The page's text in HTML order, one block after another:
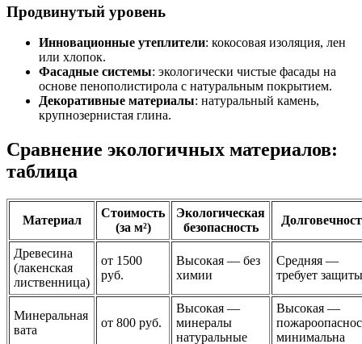
Продвинутый уровень
Инновационные утеплители: кокосовая изоляция, лен
или хлопок.
Фасадные системы: экологически чистые фасады на
основе пенополистирола с натуральным покрытием.
Декоративные материалы: натуральный камень,
крупнозернистая глина.
Сравнение экологичных материалов:
таблица
Материал
Стоимость
(за м²)
Экологическая
безопасность
Древесина
(лакенская
лиственница)
от 1500
руб.
Высокая — без
химии
Средняя —
требует защиты
Минеральная
вата
от 800 руб.
Высокая —
минералы
натуральные
Высокая —
минимальна